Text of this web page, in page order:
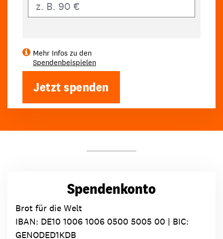
Mehr Infos zu den
Spendenbeispielen
Jetzt spenden
Spendenkonto
Brot für die Welt
IBAN: DE10 1006 1006 0500 5005 00 | BIC:
GENODED1KDB